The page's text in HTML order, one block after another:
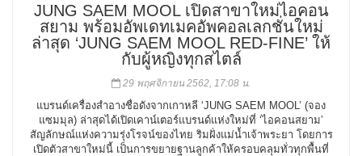
JUNG SAEM MOOL เปิดสาขาใหม่ไอคอน
สยาม พร้อมอัพเดทเมคอัพคอลเลกชั่นใหม่
ล่าสุด ‘JUNG SAEM MOOL RED-FINE’ ให้
กับผู้หญิงทุกสไตล์
29 พฤศจิกายน 2562, 17:08 น.
แบรนด์เครื่องสำอางชื่อดังจากเกาหลี ‘JUNG SAEM MOOL’ (จอง
แซมมุล) ล่าสุดได้เปิดเคาน์เตอร์แบรนด์แห่งใหม่ที่ ‘ไอคอนสยาม’
สัญลักษณ์แห่งความรุ่งโรจน์ของไทย ริมฝั่งแม่น้ำเจ้าพระยา โดยการ
เปิดตัวสาขาใหม่นี้ เป็นการขยายฐานลูกค้าให้ครอบคลุมทั่วทุกพื้นที่